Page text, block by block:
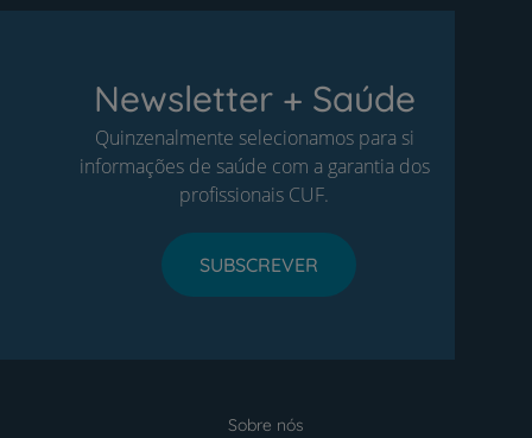
Newsletter + Saúde
Quinzenalmente selecionamos para si
informações de saúde com a garantia dos
profissionais CUF.
SUBSCREVER
Sobre nós